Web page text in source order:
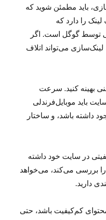
باید مطمئن شوید که
را دارد که
توسط گوگل است. اگر
می‌تواند اتلاف
فنی بهینه کنید. سرعت
باید موبایل‌فرندلی
داشته باشد، و ساختار
در سایت خود داشته
بررسی می‌کند، می‌خواهد
دارید.
کم‌کیفیت باشد، حتی